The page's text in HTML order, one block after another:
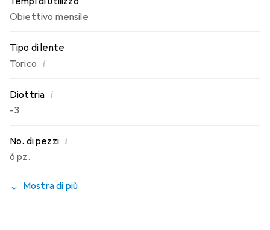
Obiettivo mensile
Tipo di lente
Torico i
Diottria i
-3
No. di pezzi i
6 pz.
Mostra di più